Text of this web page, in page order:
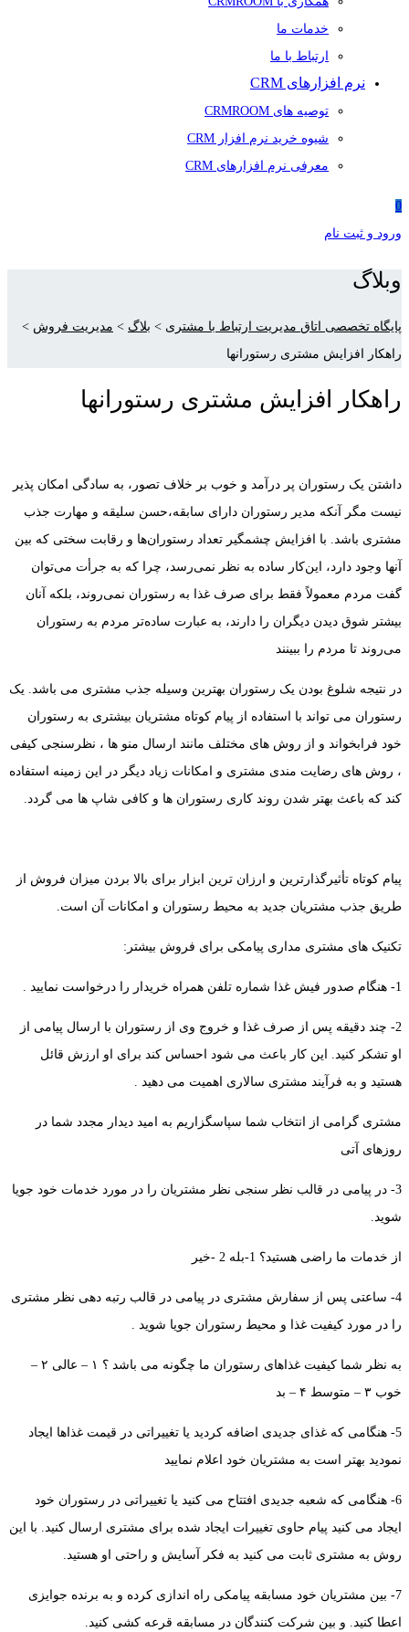
خدمات ما
ارتباط با ما
نرم افزارهای CRM
توصیه های CRMROOM
شیوه خرید نرم افزار CRM
معرفی نرم افزارهای CRM
0
ورود و ثبت نام
وبلاگ
پایگاه تخصصی اتاق مدیریت ارتباط با مشتری > بلاگ > مدیریت فروش >
راهکار افزایش مشتری رستورانها‎
راهکار افزایش مشتری رستورانها‎
داشتن یک رستوران پر درآمد و خوب بر خلاف تصور، به سادگی امکان پذیر
نیست مگر آنکه مدیر رستوران دارای سابقه،حسن سلیقه و مهارت جذب
مشتری باشد. با افزایش چشمگیر تعداد رستوران‌ها و رقابت سختی که بین
آنها وجود دارد، این‌کار ساده به نظر نمی‌رسد، چرا که به جرأت می‌توان
گفت مردم معمولاً فقط برای صرف غذا به رستوران نمی‌روند، بلکه آنان
بیشتر شوق ‌دیدن دیگران را دارند، به عبارت ساده‌تر مردم به رستوران
می‌روند تا مردم را ببینند
در نتیجه شلوغ بودن یک رستوران بهترین وسیله جذب مشتری می باشد. یک
رستوران می تواند با استفاده از پیام کوتاه مشتریان بیشتری به رستوران
خود فرابخواند و از روش های مختلف مانند ارسال منو ها ، نظرسنجی کیفی
، روش های رضایت مندی مشتری و امکانات زیاد دیگر در این زمینه استفاده
کند که باعث بهتر شدن روند کاری رستوران ها و کافی شاپ ها می گردد.
پیام کوتاه تأثیرگذارترین و ارزان ترین ابزار برای بالا بردن میزان فروش از
طریق جذب مشتریان جدید به محیط رستوران و امکانات آن است.
تکنیک های مشتری مداری پیامکی برای فروش بیشتر:
1- هنگام صدور فیش غذا شماره تلفن همراه خریدار را درخواست نمایید .
2- چند دقیقه پس از صرف غذا و خروج وی از رستوران با ارسال پیامی از
او تشکر کنید. این کار باعث می شود احساس کند برای او ارزش قائل
هستید و به فرآیند مشتری سالاری اهمیت می دهید .
مشتری گرامی از انتخاب شما سپاسگزاریم به امید دیدار مجدد شما در
روزهای آتی
3- در پیامی در قالب نظر سنجی نظر مشتریان را در مورد خدمات خود جویا
شوید.
از خدمات ما راضی هستید؟ 1-بله 2 -خیر
4- ساعتی پس از سفارش مشتری در پیامی در قالب رتبه دهی نظر مشتری
را در مورد کیفیت غذا و محیط رستوران جویا شوید .
به نظر شما کیفیت غذاهای رستوران ما چگونه می باشد ؟ ۱ – عالی ۲ –
خوب ۳ – متوسط ۴ – بد
5- هنگامی که غذای جدیدی اضافه کردید یا تغییراتی در قیمت غذاها ایجاد
نمودید بهتر است به مشتریان خود اعلام نمایید
6- هنگامی که شعبه جدیدی افتتاح می کنید یا تغییراتی در رستوران خود
ایجاد می کنید پیام حاوی تغییرات ایجاد شده برای مشتری ارسال کنید. با این
روش به مشتری ثابت می کنید به فکر آسایش و راحتی او هستید.
7- بین مشتریان خود مسابقه پیامکی راه اندازی کرده و به برنده جوایزی
اعطا کنید. و بین شرکت کنندگان در مسابقه قرعه کشی کنید.